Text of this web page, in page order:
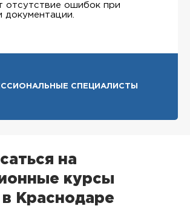
отсутствие ошибок при
СПЕЦИАЛИСТЫ
на
курсы
Краснодаре